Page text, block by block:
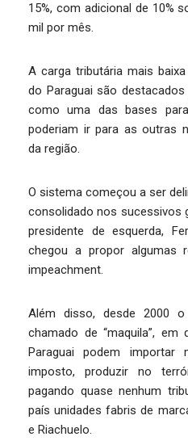
15%, com adicional de 10%
mil por mês.
A carga tributária mais
do Paraguai são
como uma das bases
poderiam ir para as outras
da região.
O sistema começou a ser
consolidado nos sucessivos
presidente de esquerda,
chegou a propor algumas
impeachment.
Além disso, desde 2000
chamado de “maquila”,
Paraguai podem importar
imposto, produzir no
pagando quase nenhum
país unidades fabris de
e Riachuelo.